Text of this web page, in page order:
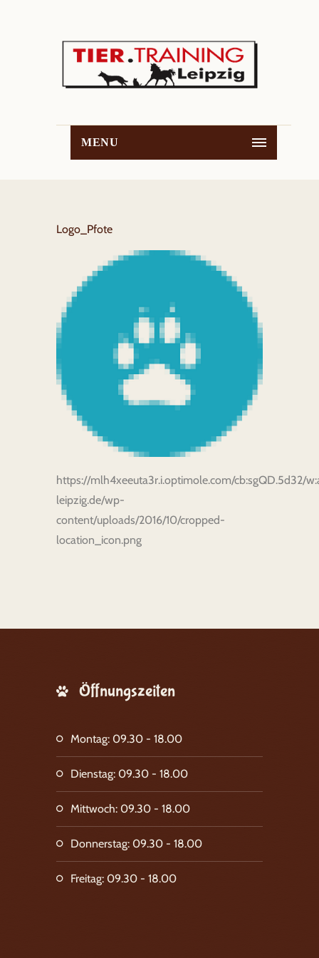
MENU
Logo_Pfote
https://mlh4xeeuta3r.i.optimole.com/cb:sgQD.5d32/
leipzig.de/wp-
content/uploads/2016/10/cropped-
location_icon.png
Öffnungszeiten
Montag: 09.30 - 18.00
Dienstag: 09.30 - 18.00
Mittwoch: 09.30 - 18.00
Donnerstag: 09.30 - 18.00
Freitag: 09.30 - 18.00